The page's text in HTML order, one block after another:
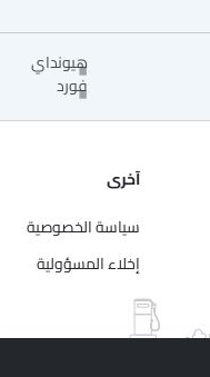
هيونداي
فورد
آخرى
سياسة الخصوصية
إخلاء المسؤولية